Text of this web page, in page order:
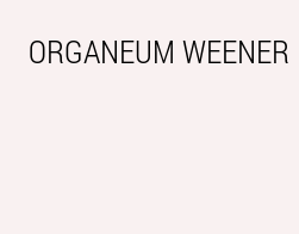
ORGANEUM WEENER